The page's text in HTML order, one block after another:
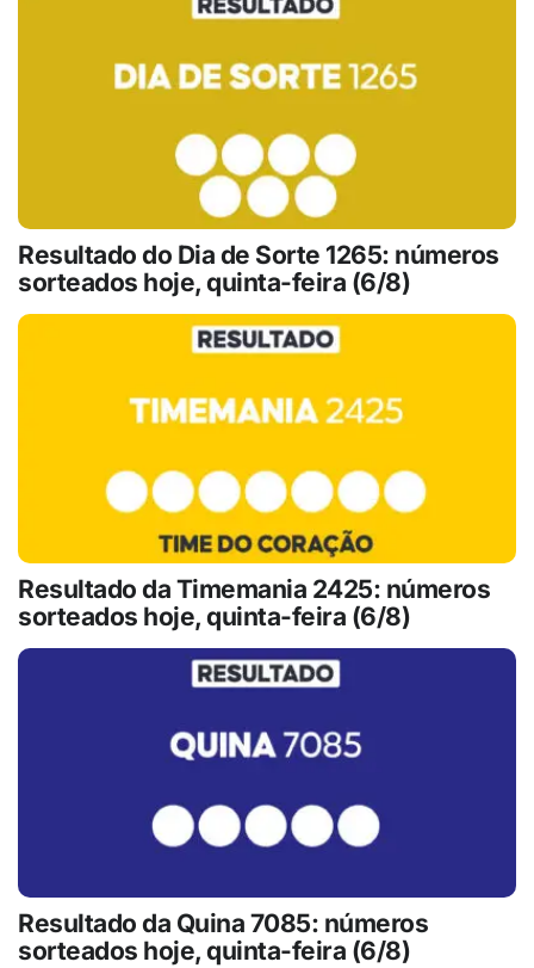
Resultado do Dia de Sorte 1265: números
sorteados hoje, quinta-feira (6/8)
Resultado da Timemania 2425: números
sorteados hoje, quinta-feira (6/8)
Resultado da Quina 7085: números
sorteados hoje, quinta-feira (6/8)